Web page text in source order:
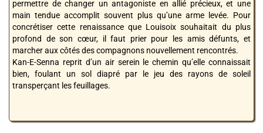
permettre de changer un antagoniste en allié précieux, et une
main tendue accomplit souvent plus qu’une arme levée. Pour
concrétiser cette renaissance que Louisoix souhaitait du plus
profond de son cœur, il faut prier pour les amis défunts, et
marcher aux côtés des compagnons nouvellement rencontrés.
Kan-E-Senna reprit d’un air serein le chemin qu’elle connaissait
bien, foulant un sol diapré par le jeu des rayons de soleil
transperçant les feuillages.